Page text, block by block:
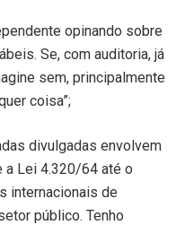
opinando sobre
Se, com auditoria, já
sem, principalmente
coisa”;
divulgadas envolvem
Lei 4.320/64 até o
internacionais de
público. Tenho